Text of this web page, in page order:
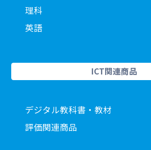
理科
英語
ICT関連商品
デジタル教科書・教材
評価関連商品